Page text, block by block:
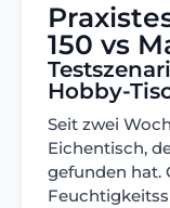
150 vs
Hobby-
Seit zwei
Eichentisch,
gefunden hat.